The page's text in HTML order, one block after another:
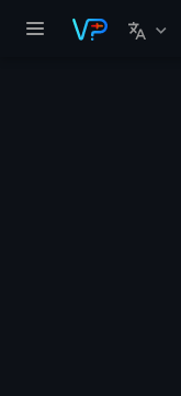
跳至主要內容